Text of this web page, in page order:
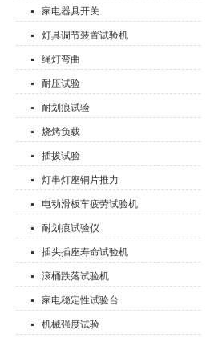
家电器具开关
灯具调节装置试验机
绳灯弯曲
耐压试验
耐划痕试验
烧烤负载
插拔试验
灯串灯座铜片推力
电动滑板车疲劳试验机
耐划痕试验仪
插头插座寿命试验机
滚桶跌落试验机
家电稳定性试验台
机械强度试验